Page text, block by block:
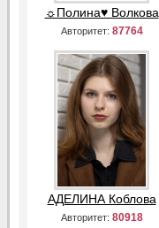
☼Полина♥ Волкова
Авторитет: 87764
АДЕЛИНА Коблова
Авторитет: 80918